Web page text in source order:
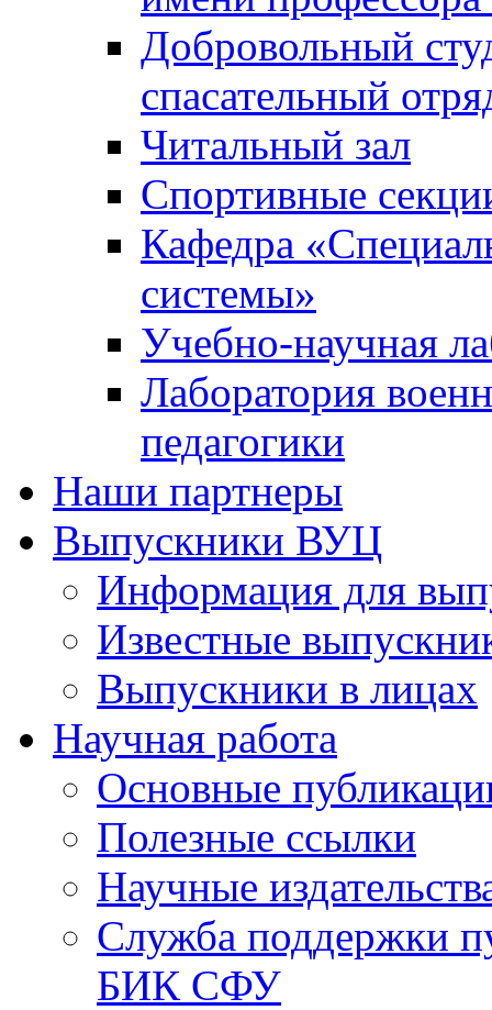
Добровольный
спасательный
Читальный зал
Спортивные
Кафедра
системы»
Учебно-научная
Лаборатория
педагогики
Наши партнеры
Выпускники ВУЦ
Информация для
Известные
Выпускники в лицах
Научная работа
Основные
Полезные ссылки
Научные
Служба поддержки
БИК СФУ